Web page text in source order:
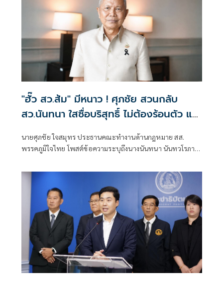
"ฮั๊ว สว.ส้ม" มีหนาว ! ศุภชัย สวนกลับ
สว.นันทนา ใสซื่อบริสุทธิ์ ไม่ต้องร้อนตัว แฉ
เมืองทองธานี ไม่ได้แชร์ค่าใช้จ่านกัน เพรามี
หลักฐาน "หิรัญ - ฟ้าเดียวกัน" ทั้งจอง ทั้ง
จ่าย
นายศุภชัย ใจสมุทร ประธานคณะทำงานด้านกฎหมาย สส.
พรรคภูมิใจไทย โพสต์ข้อความระบุถึงนางนันทนา นันทวโรภาส
พฤติกรรม จัดประชุมผู้สมัคร สว.ส้ม ที่ห้องจูปิเตอร์ เมืองทอง